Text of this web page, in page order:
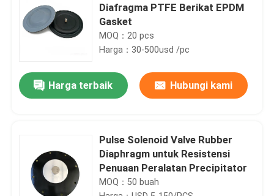
Diafragma PTFE Berikat EPDM
Gasket
MOQ：20 pcs
Harga：30-500usd /pc
Harga terbaik Hubungi kami
Pulse Solenoid Valve Rubber
Diaphragm untuk Resistensi
Penuaan Peralatan Precipitator
MOQ：50 buah